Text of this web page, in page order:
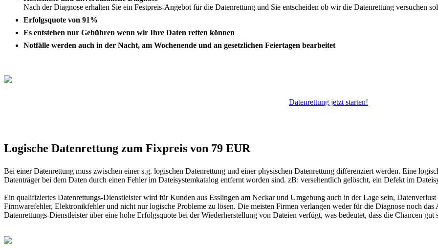
Nach der Diagnose erhalten Sie ein Festpreis-Angebot für die Datenrettung und Sie entscheiden ob wir die Datenrettung versuchen
Erfolgsquote von 91%
Es entstehen nur Gebühren wenn wir Ihre Daten retten können
Notfälle werden auch in der Nacht, am Wochenende und an gesetzlichen Feiertagen bearbeitet
Datenrettung jetzt starten!
Logische Datenrettung zum Fixpreis von 79 EUR
Bei einer Datenrettung muss zwischen einer s.g. logischen Datenrettung und einer physischen Datenrettung differenziert werden. Eine
Datenträger bei dem Daten durch einen Fehler im Dateisystemkatalog entfernt worden sind. zB: versehentlich gelöscht, ein Defekt im
Ein qualifiziertes Datenrettungs-Dienstleister wird für Kunden aus Esslingen am Neckar und Umgebung auch in der Lage sein,
Firmwarefehler, Elektronikfehler und nicht nur logische Probleme zu lösen. Die meisten Firmen verlangen weder für die Diagnose noch
Datenrettungs-Dienstleister über eine hohe Erfolgsquote bei der Wiederherstellung von Dateien verfügt, was bedeutet, dass die Chancen